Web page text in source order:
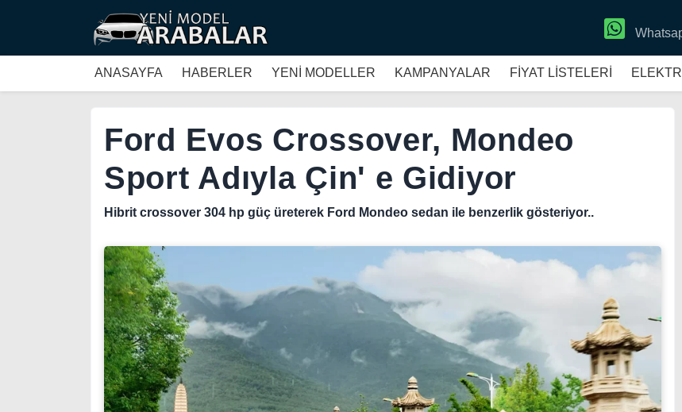
ANASAYFA HABERLER YENİ MODELLER KAMPANYALAR FİYAT LİSTELERİ
Ford Evos Crossover, Mondeo
Sport Adıyla Çin' e Gidiyor
Hibrit crossover 304 hp güç üreterek Ford Mondeo sedan ile benzerlik gösteriyor..